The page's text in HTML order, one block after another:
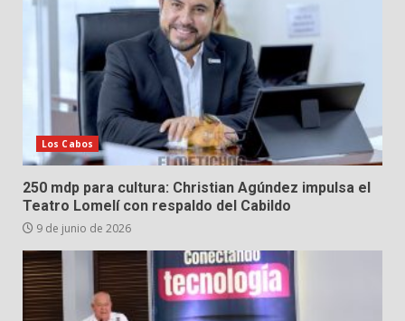
Los Cabos
250 mdp para cultura: Christian Agúndez impulsa el
Teatro Lomelí con respaldo del Cabildo
9 de junio de 2026